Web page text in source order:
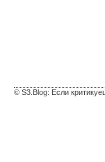
© S3.Blog: Если